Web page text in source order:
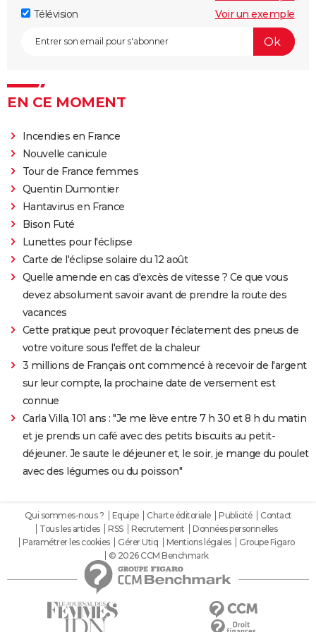
Télévision
Voir un exemple
EN CE MOMENT
Incendies en France
Nouvelle canicule
Tour de France femmes
Quentin Dumontier
Hantavirus en France
Bison Futé
Lunettes pour l'éclipse
Carte de l'éclipse solaire du 12 août
Quelle amende en cas d'excès de vitesse ? Ce que vous
devez absolument savoir avant de prendre la route des
vacances
Cette pratique peut provoquer l'éclatement des pneus de
votre voiture sous l'effet de la chaleur
3 millions de Français ont commencé à recevoir de l'argent
sur leur compte, la prochaine date de versement est
connue
Carla Villa, 101 ans : "Je me lève entre 7 h 30 et 8 h du matin
et je prends un café avec des petits biscuits au petit-
déjeuner. Je saute le déjeuner et, le soir, je mange du poulet
avec des légumes ou du poisson"
Qui sommes-nous ? Equipe Charte éditoriale Publicité
Contact
Tous les articles
RSS Recrutement
Données personnelles
Paramétrer les cookies
Gérer Utiq Mentions légales
Groupe Figaro
© 2026 CCM Benchmark